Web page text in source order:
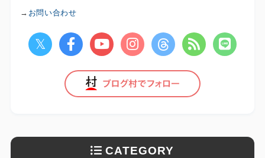
→ お問い合わせ
CATEGORY